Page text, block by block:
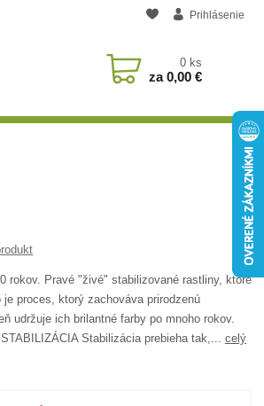
Prihlásenie
0 ks
za0,00 €
rokov. Pravé "živé" stabilizované rastliny, ktoré
proces, ktorý zachováva prirodzenú
udržuje ich brilantné farby po mnoho rokov.
Stabilizácia prebieha tak,... celý